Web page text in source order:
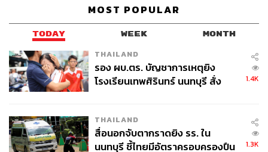
MOST POPULAR
TODAY WEEK MONTH
THAILAND
รอง ผบ.ตร. บัญชาการเหตุยิง
โรงเรียนเทพศิรินทร์ นนทบุรี สั่ง
1.4K
THAILAND
สื่อนอกจับตากราดยิง รร. ใน
นนทบุรี ชี้ไทยมีอัตราครอบครองปืน
1.3K